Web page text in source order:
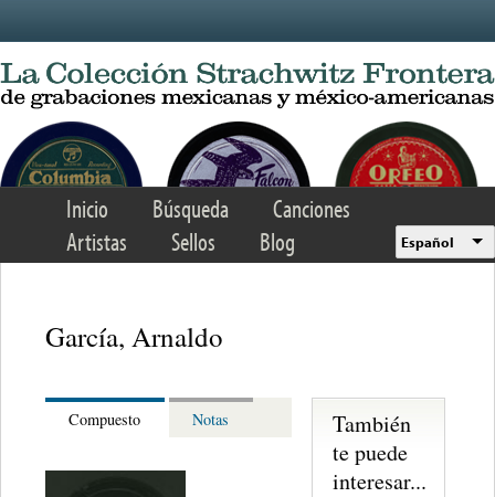
Inicio Búsqueda
Canciones
Artistas
Sellos Blog Español
García, Arnaldo
Compuesto Notas
También
te puede
interesar...